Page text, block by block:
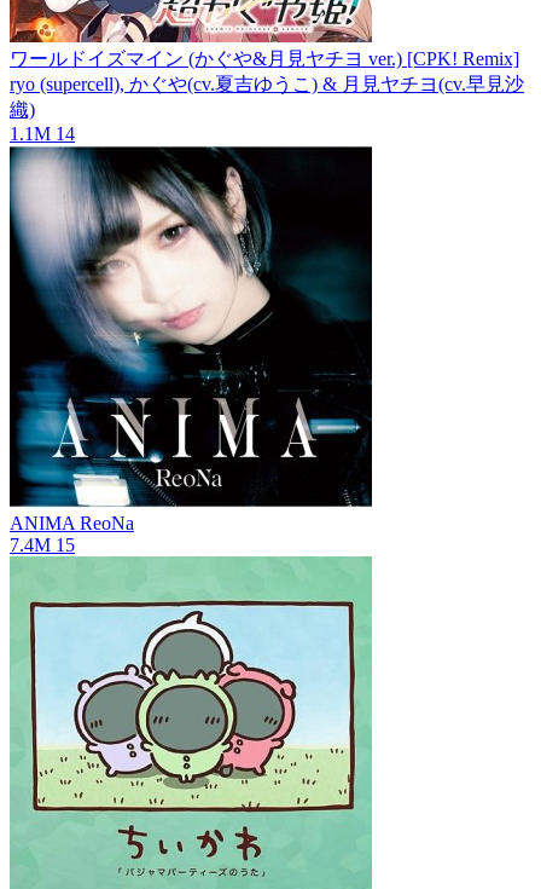
ワールドイズマイン (かぐや&月見ヤチヨ ver.) [CPK! Remix]
ryo (supercell), かぐや(cv.夏吉ゆうこ) & 月見ヤチヨ(cv.早見沙
織)
1.1M 14
ANIMA ReoNa
7.4M 15